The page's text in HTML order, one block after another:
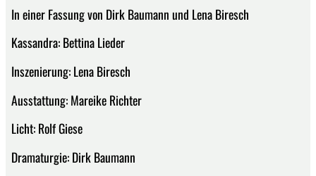
In einer Fassung von Dirk Baumann und Lena Biresch
Kassandra: Bettina Lieder
Inszenierung: Lena Biresch
Ausstattung: Mareike Richter
Licht: Rolf Giese
Dramaturgie: Dirk Baumann